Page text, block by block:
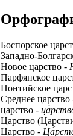
Боспорское
Западно-
Новое царство -
Парфянское
Понтийское
Среднее царство
царство -
Царство
Царство -